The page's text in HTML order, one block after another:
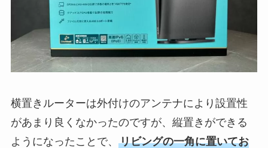
横置きルーターは外付けのアンテナにより設置性
があまり良くなかったのですが、縦置きができる
ようになったことで、 リビングの一角に置いてお